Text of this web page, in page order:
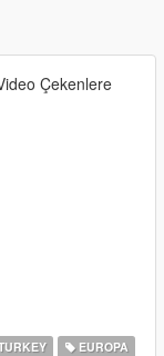
Çekenlere
EUROPA